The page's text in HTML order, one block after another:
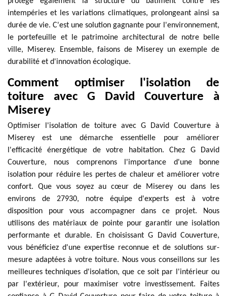
intempéries et les variations climatiques, prolongeant ainsi sa
durée de vie. C'est une solution gagnante pour l'environnement,
le portefeuille et le patrimoine architectural de notre belle
ville, Miserey. Ensemble, faisons de Miserey un exemple de
durabilité et d'innovation écologique.
Comment optimiser l'isolation de
toiture avec G David Couverture à
Miserey
Optimiser l'isolation de toiture avec G David Couverture à
Miserey est une démarche essentielle pour améliorer
l'efficacité énergétique de votre habitation. Chez G David
Couverture, nous comprenons l'importance d'une bonne
isolation pour réduire les pertes de chaleur et améliorer votre
confort. Que vous soyez au cœur de Miserey ou dans les
environs de 27930, notre équipe d'experts est à votre
disposition pour vous accompagner dans ce projet. Nous
utilisons des matériaux de pointe pour garantir une isolation
performante et durable. En choisissant G David Couverture,
vous bénéficiez d'une expertise reconnue et de solutions sur-
mesure adaptées à votre toiture. Nous vous conseillons sur les
meilleures techniques d'isolation, que ce soit par l'intérieur ou
par l'extérieur, pour maximiser votre investissement. Faites